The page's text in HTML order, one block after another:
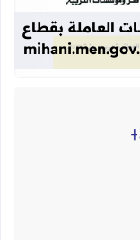
العاملة بقطاع